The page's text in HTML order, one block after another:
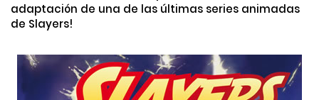
adaptación de una de las últimas series animadas
de Slayers!